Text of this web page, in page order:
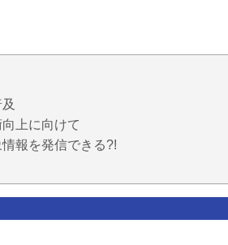
上に向けて
報を発信できる?!